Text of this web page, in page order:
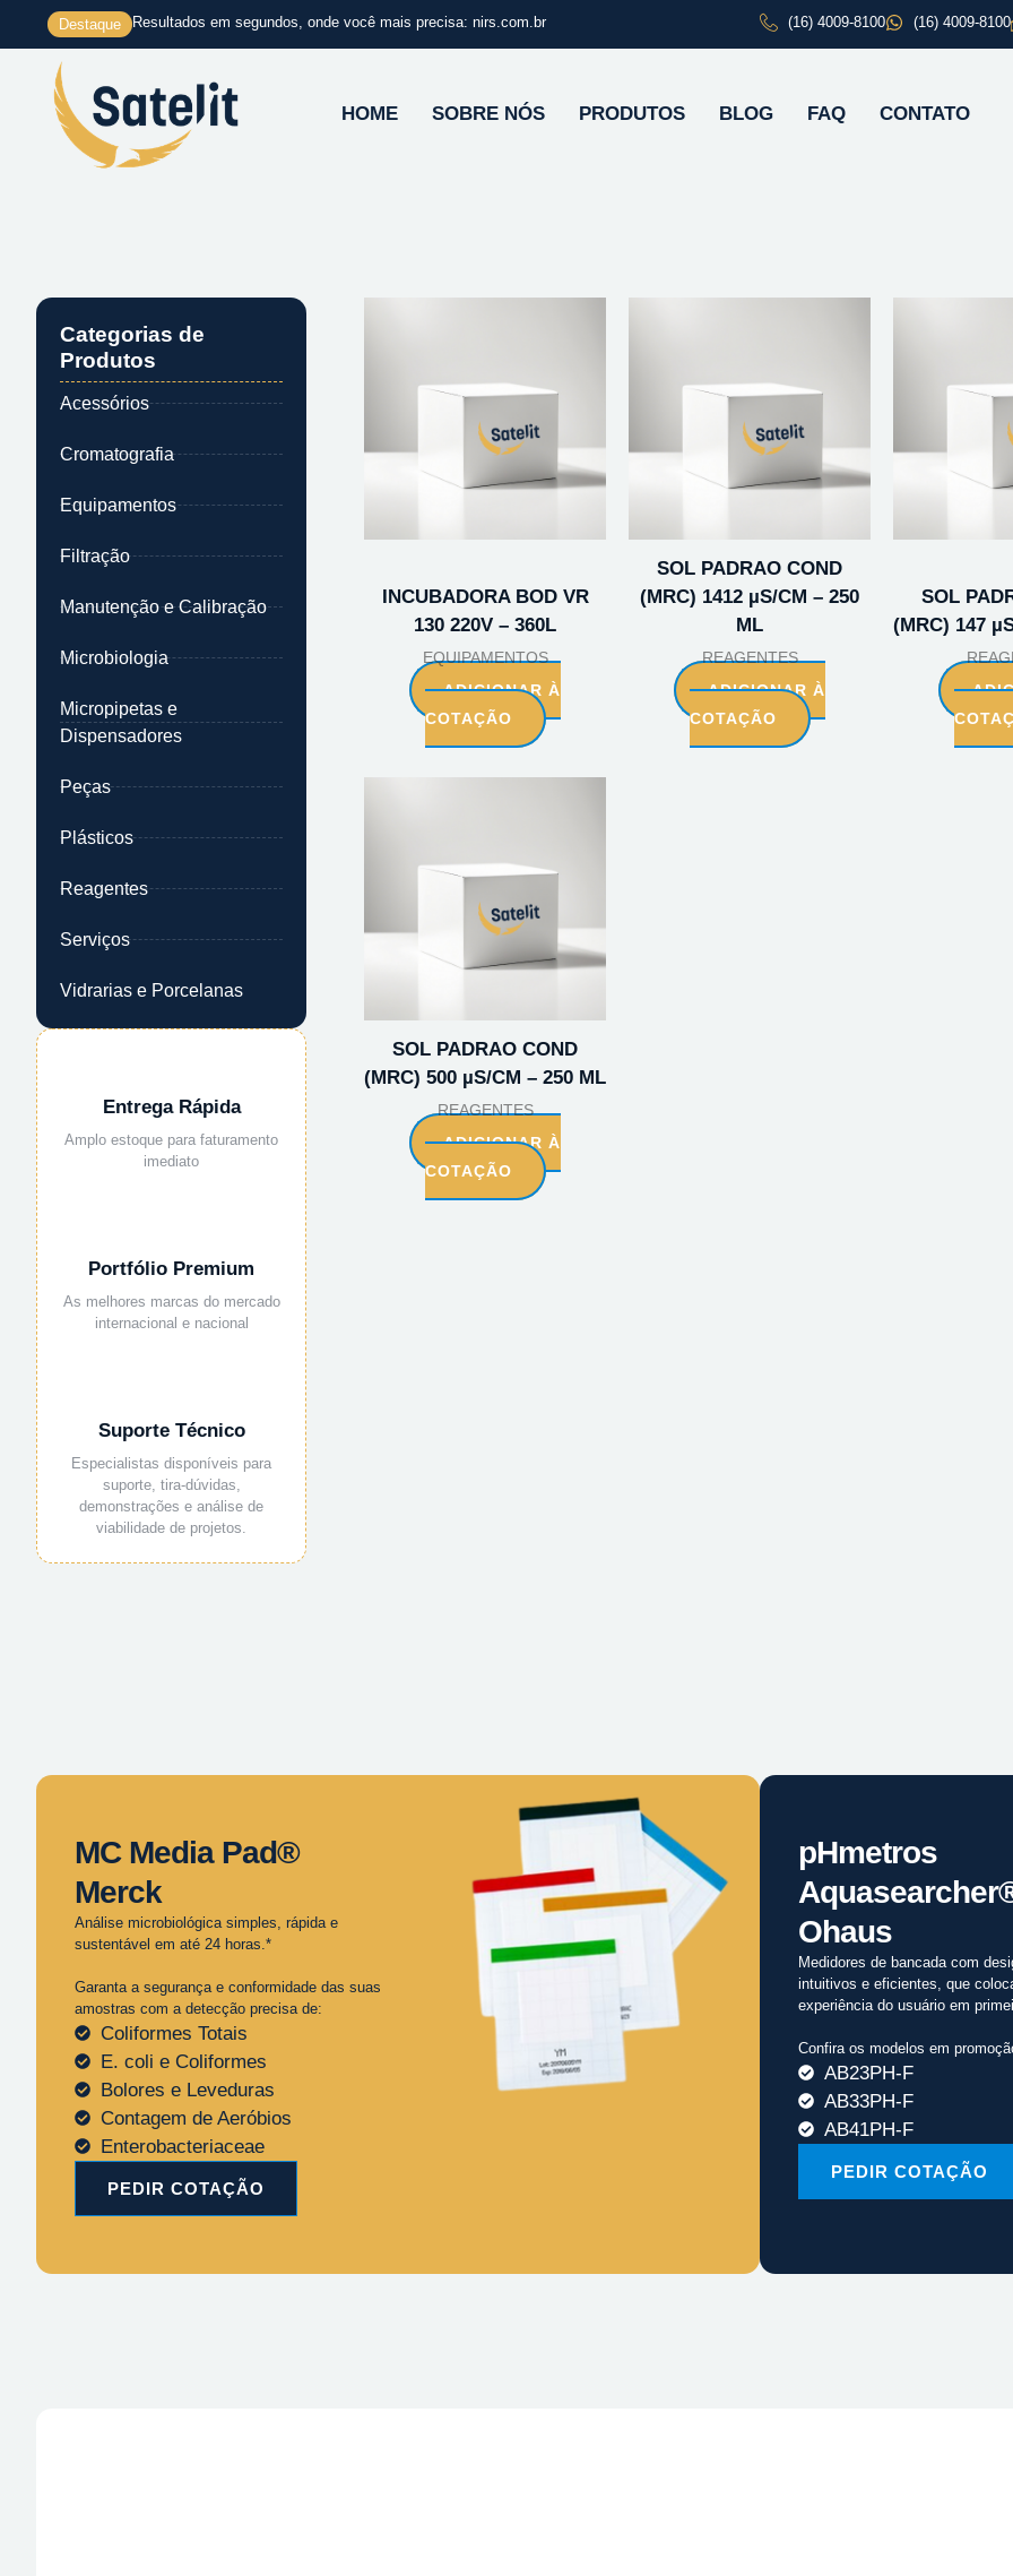
conteúdo
Destaque Resultados em segundos, onde você mais precisa: nirs.com.br (16) 4009-8100 (16) 4009-8100
HOME SOBRE NÓS PRODUTOS BLOG FAQ CONTATO
Categorias de
Produtos
Acessórios
Cromatografia
Equipamentos
Filtração
Manutenção e Calibração
Microbiologia
Micropipetas e
Dispensadores
Peças
Plásticos
Reagentes
Serviços
Vidrarias e Porcelanas
Entrega Rápida
Amplo estoque para faturamento
imediato
Portfólio Premium
As melhores marcas do mercado
internacional e nacional
Suporte Técnico
Especialistas disponíveis para
suporte, tira-dúvidas,
demonstrações e análise de
viabilidade de projetos.
INCUBADORA BOD VR
130 220V – 360L
EQUIPAMENTOS
ADICIONAR À
COTAÇÃO
SOL PADRAO COND
(MRC) 1412 µS/CM – 250
ML
REAGENTES
ADICIONAR À
COTAÇÃO
SOL
(MRC) 147
SOL PADRAO COND
(MRC) 500 µS/CM – 250 ML
REAGENTES
ADICIONAR À
COTAÇÃO
MC Media Pad®
Merck
Análise microbiológica simples, rápida e
sustentável em até 24 horas.*
Garanta a segurança e conformidade das suas
amostras com a detecção precisa de:
Coliformes Totais
E. coli e Coliformes
Bolores e Leveduras
Contagem de Aeróbios
Enterobacteriaceae
PEDIR COTAÇÃO
pHmetros
Ohaus
Medidores de bancada com
intuitivos e eficientes, que
experiência do usuário em
Confira os modelos em
AB23PH-F
AB33PH-F
AB41PH-F
PEDIR COTAÇÃO